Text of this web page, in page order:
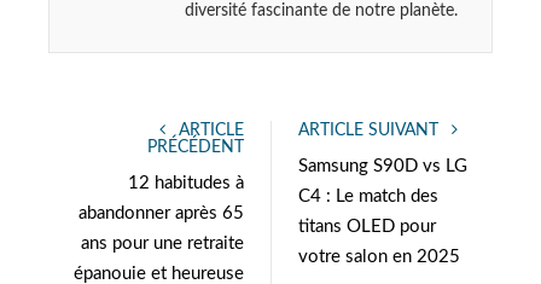
diversité fascinante de notre planète.
ARTICLE
PRÉCÉDENT
12 habitudes à
abandonner après 65
ans pour une retraite
épanouie et heureuse
ARTICLE SUIVANT
Samsung S90D vs LG
C4 : Le match des
titans OLED pour
votre salon en 2025